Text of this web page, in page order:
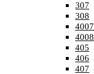
307
308
4007
4008
405
406
407